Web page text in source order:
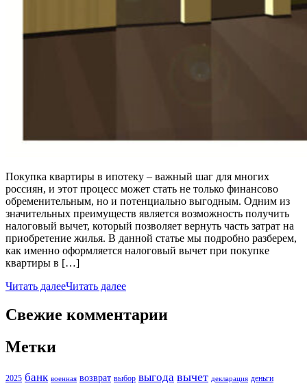
Покупка квартиры в ипотеку – важный шаг для многих
россиян, и этот процесс может стать не только финансово
обременительным, но и потенциально выгодным. Одним из
значительных преимуществ является возможность получить
налоговый вычет, который позволяет вернуть часть затрат на
приобретение жилья. В данной статье мы подробно разберем,
как именно оформляется налоговый вычет при покупке
квартиры в […]
Читать далееЧитать далее
Свежие комментарии
Метки
2025 банк военная возврат выбор выгода вычет декларация деньги